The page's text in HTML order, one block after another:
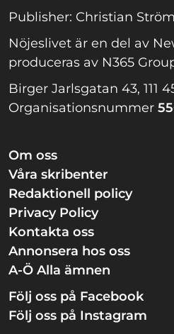
Publisher: Christian Ström
Nöjeslivet är en del av
produceras av N365
Birger Jarlsgatan 43, 111
Organisationsnummer
Om oss
Våra skribenter
Redaktionell policy
Privacy Policy
Kontakta oss
Annonsera hos oss
A-Ö Alla ämnen
Följ oss på Facebook
Följ oss på Instagram